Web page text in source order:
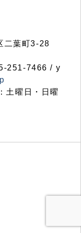
二葉町3-28
251-7466 / y
土曜日・日曜